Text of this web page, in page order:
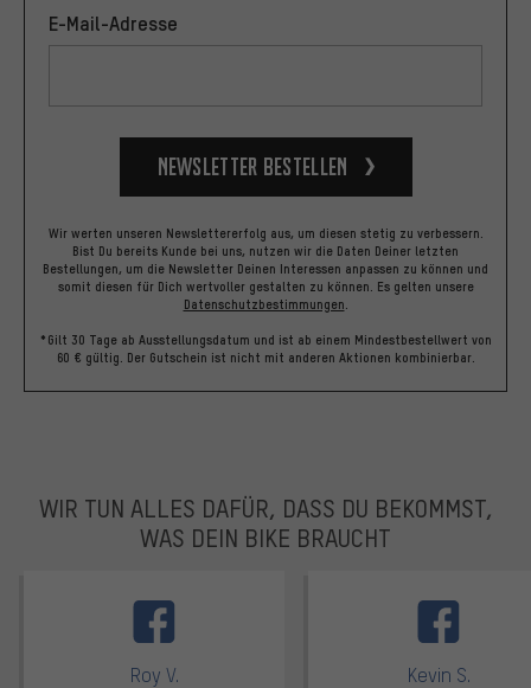
E-Mail-Adresse
Newsletter bestellen
Wir werten unseren Newslettererfolg aus, um diesen stetig zu verbessern.
Bist Du bereits Kunde bei uns, nutzen wir die Daten Deiner letzten
Bestellungen, um die Newsletter Deinen Interessen anpassen zu können und
somit diesen für Dich wertvoller gestalten zu können. Es gelten unsere
Datenschutzbestimmungen
*Gilt 30 Tage ab Ausstellungsdatum und ist ab einem Mindestbestellwert von
60 € gültig. Der Gutschein ist nicht mit anderen Aktionen kombinierbar.
WIR TUN ALLES DAFÜR, DASS DU BEKOMMST,
WAS DEIN BIKE BRAUCHT
Roy V. Kevin S.